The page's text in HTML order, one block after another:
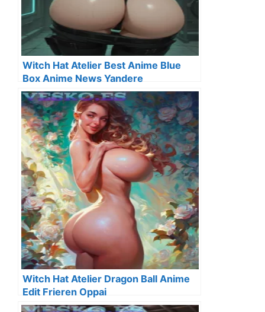
Witch Hat Atelier Best Anime Blue
Box Anime News Yandere
Witch Hat Atelier Dragon Ball Anime
Edit Frieren Oppai